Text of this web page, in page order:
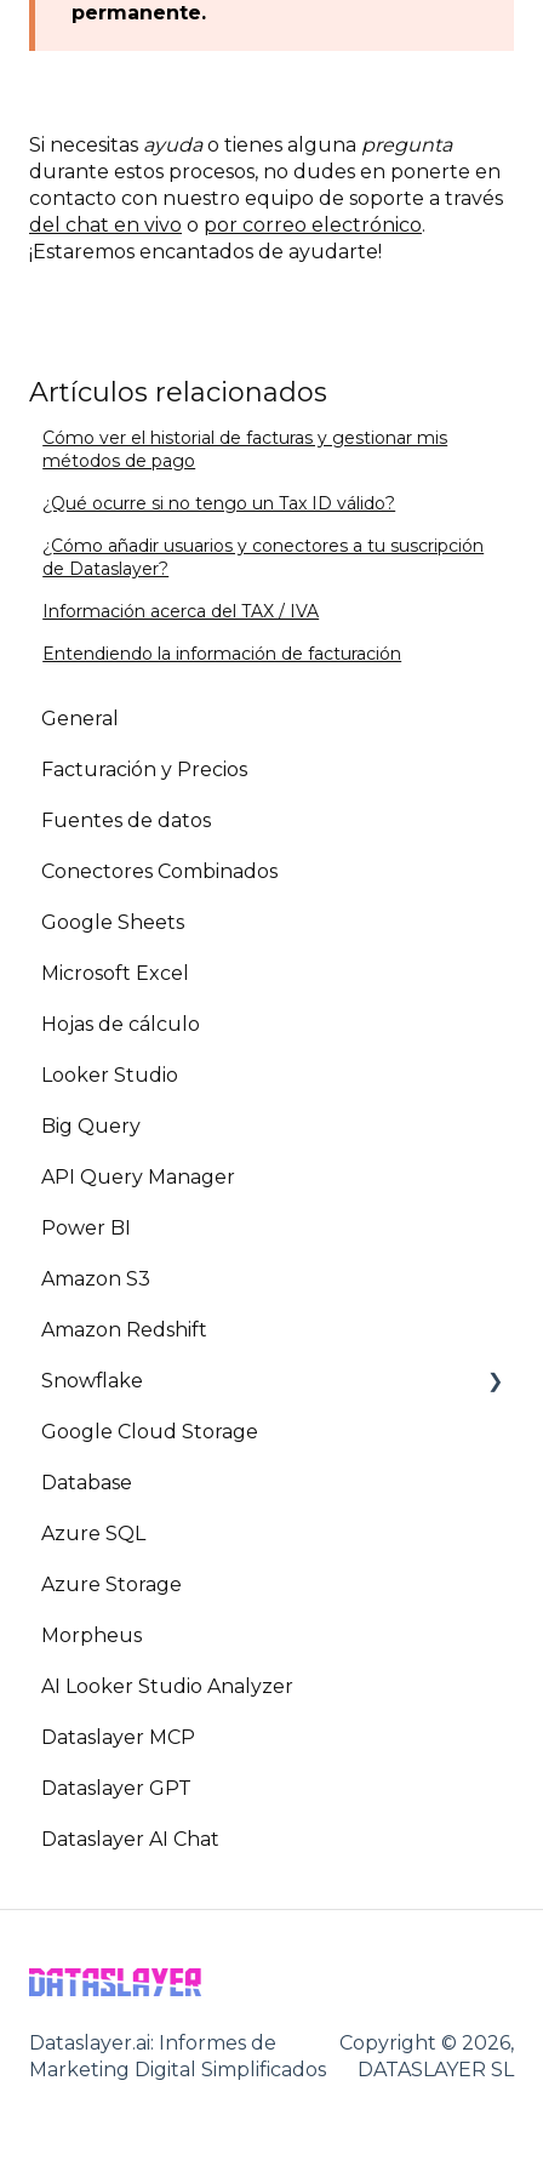
permanente.
Si necesitas ayudao tienes alguna pregunta
durante estos procesos, no dudes en ponerte en
contacto con nuestro equipo de soporte a través
del chat en vivo o por correo electrónico.
¡Estaremos encantados de ayudarte!
Artículos relacionados
Cómo ver el historial de facturas y gestionar mis
métodos de pago
¿Qué ocurre si no tengo un Tax ID válido?
¿Cómo añadir usuarios y conectores a tu suscripción
de Dataslayer?
Información acerca del TAX / IVA
Entendiendo la información de facturación
General
Facturación y Precios
Fuentes de datos
Conectores Combinados
Google Sheets
Microsoft Excel
Hojas de cálculo
Looker Studio
Big Query
API Query Manager
Power BI
Amazon S3
Amazon Redshift
Snowflake
Marketplace
Google Cloud Storage
Database
Azure SQL
Azure Storage
Morpheus
AI Looker Studio Analyzer
Dataslayer MCP
Dataslayer GPT
Dataslayer AI Chat
Dataslayer.ai: Informes de
Marketing Digital Simplificados
Copyright © 2026,
DATASLAYER SL